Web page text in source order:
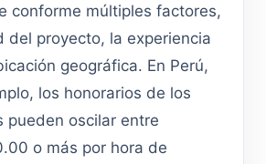
conforme múltiples factores,
del proyecto, la experiencia
geográfica. En Perú,
los honorarios de los
pueden oscilar entre
o más por hora de